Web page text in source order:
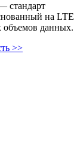
стандарт
на LTE
объемов данных.
>>